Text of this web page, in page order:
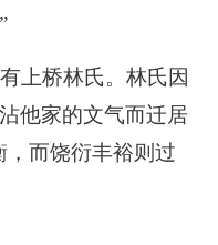
上桥林氏。林氏因
他家的文气而迁居
，而饶衍丰裕则过